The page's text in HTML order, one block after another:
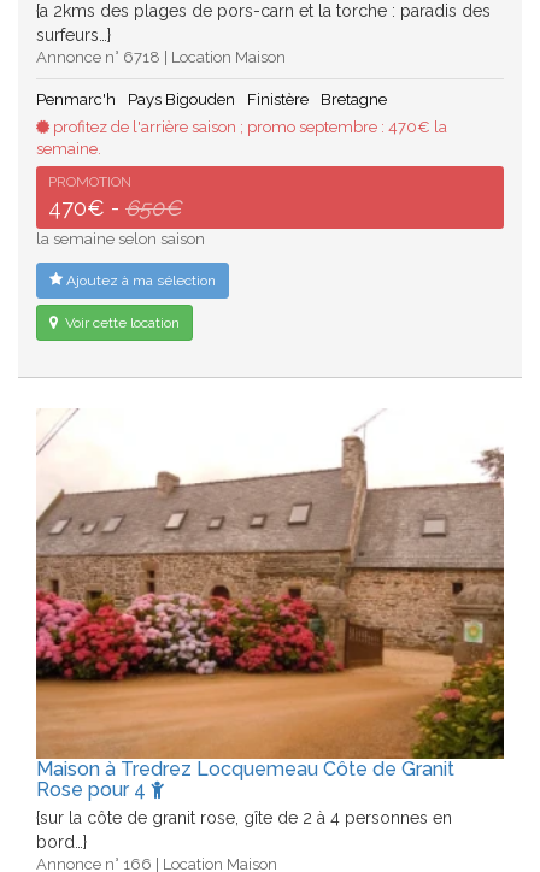
{a 2kms des plages de pors-carn et la torche : paradis des
surfeurs…}
Annonce n° 6718 | Location Maison
Penmarc'h Pays Bigouden Finistère
Bretagne
profitez de l'arrière saison ; promo septembre : 470€ la
semaine.
PROMOTION
470€ - 650€
la semaine selon saison
Ajoutez à ma sélection
Voir cette location
Maison à Tredrez Locquemeau Côte de Granit
Rose pour 4
{sur la côte de granit rose, gîte de 2 à 4 personnes en
bord…}
Annonce n° 166 | Location Maison